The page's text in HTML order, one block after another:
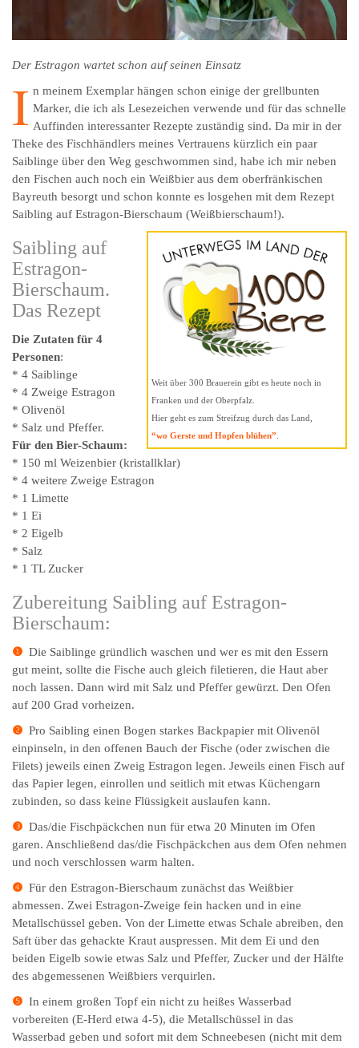
Der Estragon wartet schon auf seinen Einsatz
I n meinem Exemplar hängen schon einige der grellbunten
Marker, die ich als Lesezeichen verwende und für das schnelle
Auffinden interessanter Rezepte zuständig sind. Da mir in der
Theke des Fischhändlers meines Vertrauens kürzlich ein paar
Saiblinge über den Weg geschwommen sind, habe ich mir neben
den Fischen auch noch ein Weißbier aus dem oberfränkischen
Bayreuth besorgt und schon konnte es losgehen mit dem Rezept
Saibling auf Estragon-Bierschaum (Weißbierschaum!).
Weit über 300 Brauerein gibt es heute noch in
Franken und der Oberpfalz.
Hier geht es zum Streifzug durch das Land,
“wo Gerste und Hopfen blühen”
Saibling auf
Estragon-
Bierschaum.
Das Rezept
Die Zutaten für 4
Personen:
* 4 Saiblinge
* 4 Zweige Estragon
* Olivenöl
* Salz und Pfeffer.
Für den Bier-Schaum:
* 150 ml Weizenbier (kristallklar)
* 4 weitere Zweige Estragon
* 1 Limette
* 1 Ei
* 2 Eigelb
* Salz
* 1 TL Zucker
Zubereitung Saibling auf Estragon-
Bierschaum:
❶ Die Saiblinge gründlich waschen und wer es mit den Essern
gut meint, sollte die Fische auch gleich filetieren, die Haut aber
noch lassen. Dann wird mit Salz und Pfeffer gewürzt. Den Ofen
auf 200 Grad vorheizen.
❷ Pro Saibling einen Bogen starkes Backpapier mit Olivenöl
einpinseln, in den offenen Bauch der Fische (oder zwischen die
Filets) jeweils einen Zweig Estragon legen. Jeweils einen Fisch auf
das Papier legen, einrollen und seitlich mit etwas Küchengarn
zubinden, so dass keine Flüssigkeit auslaufen kann.
❸ Das/die Fischpäckchen nun für etwa 20 Minuten im Ofen
garen. Anschließend das/die Fischpäckchen aus dem Ofen nehmen
und noch verschlossen warm halten.
❹ Für den Estragon-Bierschaum zunächst das Weißbier
abmessen. Zwei Estragon-Zweige fein hacken und in eine
Metallschüssel geben. Von der Limette etwas Schale abreiben, den
Saft über das gehackte Kraut auspressen. Mit dem Ei und den
beiden Eigelb sowie etwas Salz und Pfeffer, Zucker und der Hälfte
des abgemessenen Weißbiers verquirlen.
❺ In einem großen Topf ein nicht zu heißes Wasserbad
vorbereiten (E-Herd etwa 4-5), die Metallschüssel in das
Wasserbad geben und sofort mit dem Schneebesen (nicht mit dem